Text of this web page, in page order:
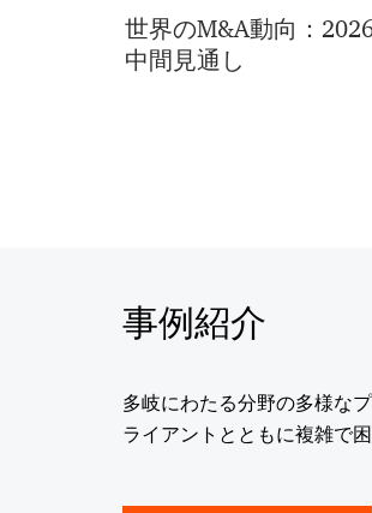
世界のM&A動向：
中間見通し
事例紹介
多岐にわたる分野の多様な
ライアントとともに複雑で